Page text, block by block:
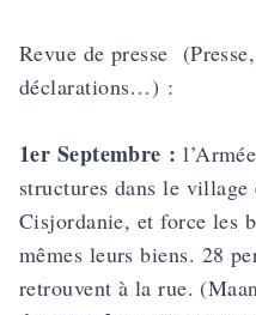
Revue de presse
déclarations…) :
1er Septembre :
structures dans le village
Cisjordanie, et force les
mêmes leurs biens. 28
retrouvent à la rue.